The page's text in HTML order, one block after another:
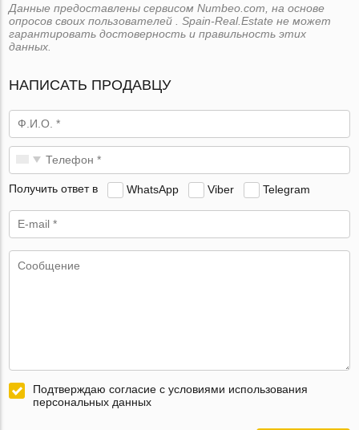
Данные предоставлены сервисом Numbeo.com, на основе
опросов своих пользователей . Spain-Real.Estate не может
гарантировать достоверность и правильность этих
данных.
НАПИСАТЬ ПРОДАВЦУ
Получить ответ в WhatsApp Viber Telegram
Подтверждаю согласие с условиями использования
персональных данных